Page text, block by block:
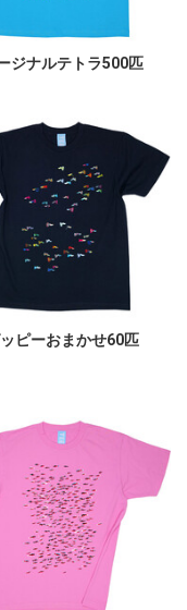
ジナルテトラ500匹
ピーおまかせ60匹